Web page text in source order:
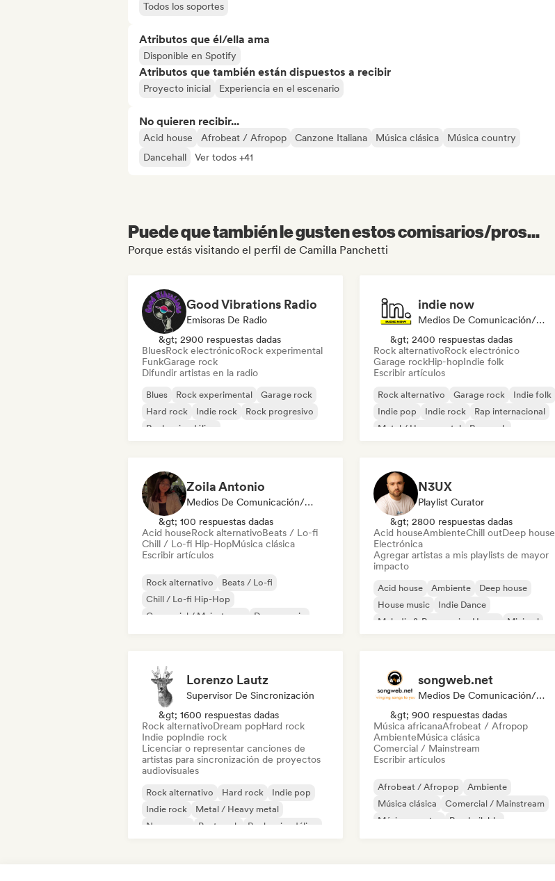
Todos los soportes
Atributos que él/ella ama
Disponible en Spotify
Atributos que también están dispuestos a recibir
Proyecto inicial Experiencia en el escenario
No quieren recibir...
Acid house Afrobeat / Afropop Canzone Italiana Música clásica
Música country
Dancehall
Ver todos +41
Puede que también le gusten estos comisarios/pros...
Porque estás visitando el perfil de Camilla Panchetti
Good Vibrations Radio
Emisoras De Radio
&gt; 2900 respuestas dadas
BluesRock electrónicoRock experimental
FunkGarage rock
Difundir artistas en la radio
Blues Rock experimental
Garage rock
Hard rock
Indie rock
Rock progresivo
Rock psicodélico
indie now
Medios De Comunicación/Periodista
&gt; 2400 respuestas dadas
Rock alternativoRock electrónico
Garage rockHip-hopIndie folk
Escribir artículos
Rock alternativo Garage rock
Indie folk
Indie pop
Indie rock
Rap internacional
Metal / Heavy metal
Pop rock
Zoila Antonio
Medios De Comunicación/Periodista
&gt; 100 respuestas dadas
Acid houseRock alternativoBeats / Lo-fi
Chill / Lo-fi Hip-HopMúsica clásica
Escribir artículos
Rock alternativo
Beats / Lo-fi
Chill / Lo-fi Hip-Hop
Comercial / Mainstream
Dance music
N3UX
Playlist Curator
&gt; 2800 respuestas dadas
Acid houseAmbienteChill outDeep house
Electrónica
Agregar artistas a mis playlists de mayor
impacto
Acid house Ambiente
Deep house
House music
Indie Dance
Melodic & Progressive House
Minimal
Lorenzo Lautz
Supervisor De Sincronización
&gt; 1600 respuestas dadas
Rock alternativoDream popHard rock
Indie popIndie rock
Licenciar o representar canciones de
artistas para sincronización de proyectos
audiovisuales
Rock alternativo Hard rock
Indie pop
Indie rock
Metal / Heavy metal
New wave
Post punk Rock psicodélico
songweb.net
Medios De Comunicación/Periodista
&gt; 900 respuestas dadas
Música africanaAfrobeat / Afropop
AmbienteMúsica clásica
Comercial / Mainstream
Escribir artículos
Afrobeat / Afropop
Ambiente
Música clásica
Comercial / Mainstream
Música country
Pop bailable